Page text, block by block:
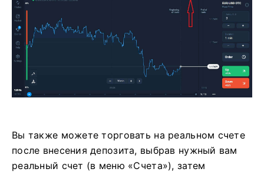
Вы также можете торговать на реальном счете
после внесения депозита, выбрав нужный вам
реальный счет (в меню «Счета»), затем